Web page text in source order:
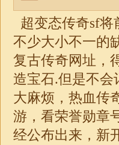
超变态传奇sf将
不少大小不一的
复古传奇网址，
造宝石.但是不会
大麻烦，热血传
游，看荣誉勋章
经公布出来，新